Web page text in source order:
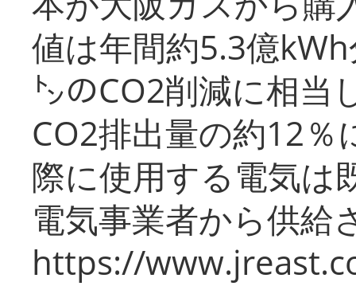
値は年間約5.3億
㌧のCO2削減に相当
CO2排出量の約12％
際に使用する電気は
電気事業者から供給
https://